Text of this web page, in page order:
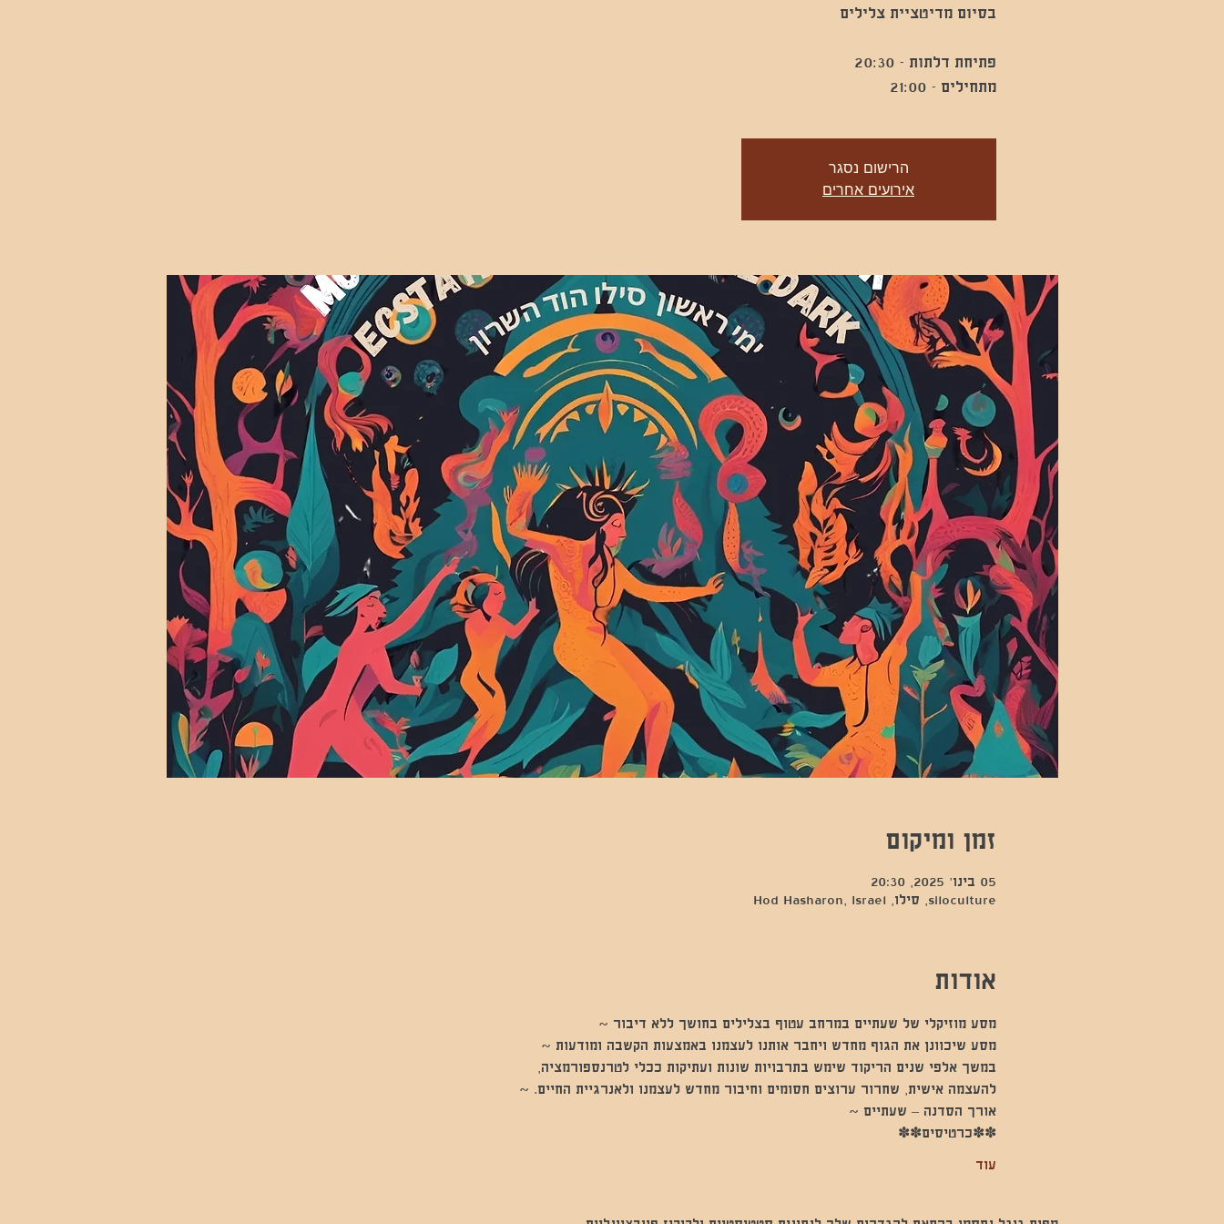
מתחילים - 21:00
הרישום נסגר
אירועים אחרים
זמן ומיקום
05 בינו׳ 2025, 20:30
siloculture, סילו, Hod Hasharon, Israel
אודות
מסע מוזיקלי של שעתיים במרחב עטוף בצלילים בחושך ללא דיבור ~
מסע שיכוונן את הגוף מחדש ויחבר אותנו לעצמנו באמצעות הקשבה ומודעות ~
במשך אלפי שנים הריקוד שימש בתרבויות שונות ועתיקות ככלי לטרנספורמציה,
להעצמה אישית, שחרור ערוצים חסומים וחיבור מחדש לעצמנו ולאנרגיית החיים. ~
אורך הסדנה – שעתיים ~
✽✽כרטיסים✽✽
עוד